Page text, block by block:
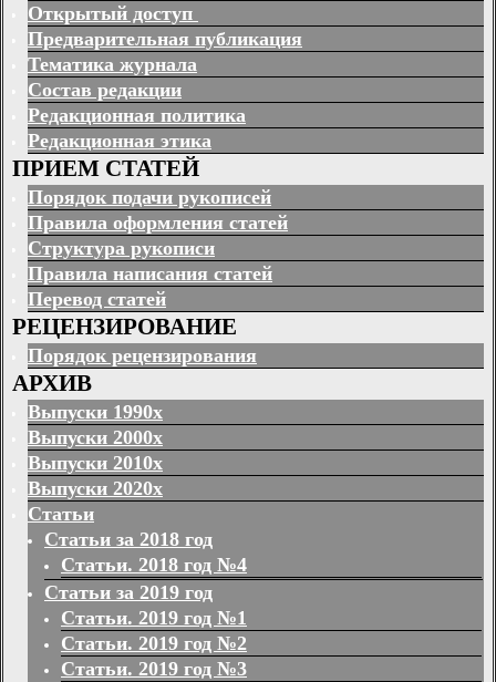
Открытый доступ
Предварительная публикация
Тематика журнала
Состав редакции
Редакционная политика
Редакционная этика
ПРИЕМ СТАТЕЙ
Порядок подачи рукописей
Правила оформления статей
Структура рукописи
Правила написания статей
Перевод статей
РЕЦЕНЗИРОВАНИЕ
Порядок рецензирования
АРХИВ
Выпуски 1990х
Выпуски 2000х
Выпуски 2010х
Выпуски 2020х
Статьи
Статьи за 2018 год
Статьи. 2018 год №4
Статьи за 2019 год
Статьи. 2019 год №1
Статьи. 2019 год №2
Статьи. 2019 год №3